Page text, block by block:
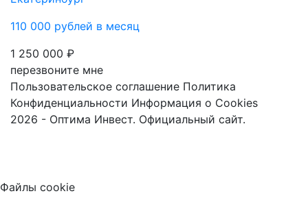
110 000 рублей в месяц
1 250 000 ₽
перезвоните мне
Пользовательское соглашение Политика
Конфиденциальности Информация о Cookies
2026 - Оптима Инвест. Официальный сайт.
Файлы cookie